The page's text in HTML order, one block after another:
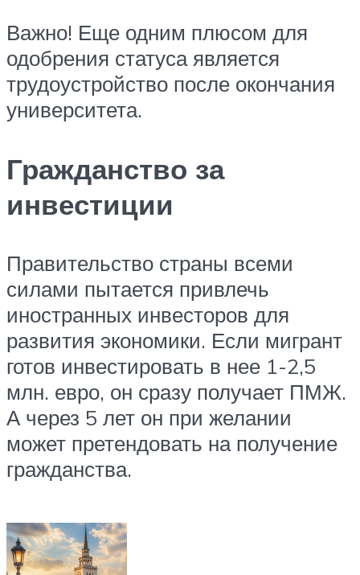
Важно! Еще одним плюсом для
одобрения статуса является
трудоустройство после окончания
университета.
Гражданство за
инвестиции
Правительство страны всеми
силами пытается привлечь
иностранных инвесторов для
развития экономики. Если мигрант
готов инвестировать в нее 1-2,5
млн. евро, он сразу получает ПМЖ.
А через 5 лет он при желании
может претендовать на получение
гражданства.